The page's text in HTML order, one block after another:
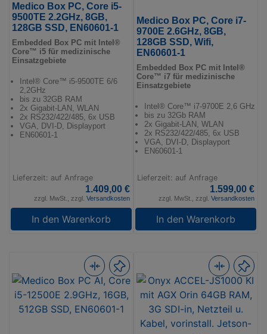
Medico Box PC, Core i5-
9500TE 2.2GHz, 8GB,
128GB SSD, EN60601-1
Embedded Box PC mit Intel®
Core™ i5 für medizinische
Einsatzgebiete
Intel® Core™ i5-9500TE 6/6
2,2GHz
bis zu 32GB RAM
2x Gigabit-LAN, WLAN
2x RS232/422/485, 6x USB
VGA, DVI-D, Displayport
EN60601-1
Lieferzeit: auf Anfrage
1.409,00 €
zzgl. MwSt., zzgl. Versandkosten
In den Warenkorb
Medico Box PC, Core i7-
9700E 2.6GHz, 8GB,
128GB SSD, Wifi,
EN60601-1
Embedded Box PC mit Intel®
Core™ i7 für medizinische
Einsatzgebiete
Intel® Core™ i7-9700E 2,6 GHz
bis zu 32Gb RAM
2x Gigabit-LAN, WLAN
2x RS232/422/485, 6x USB
VGA, DVI-D, Displayport
EN60601-1
Lieferzeit: auf Anfrage
1.599,00 €
zzgl. MwSt., zzgl. Versandkosten
In den Warenkorb